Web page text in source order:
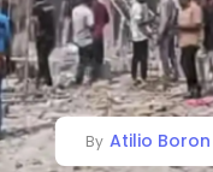
By Atilio Boron